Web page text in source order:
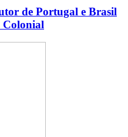
de Portugal e Brasil
Colonial